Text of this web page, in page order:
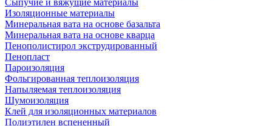
Сыпучие и вяжущие материалы
Изоляционные материалы
Минеральная вата на основе базальта
Минеральная вата на основе кварца
Пенополистирол экструдированный
Пенопласт
Пароизоляция
Фольгированная теплоизоляция
Напыляемая теплоизоляция
Шумоизоляция
Клей для изоляционных материалов
Полиэтилен вспененный